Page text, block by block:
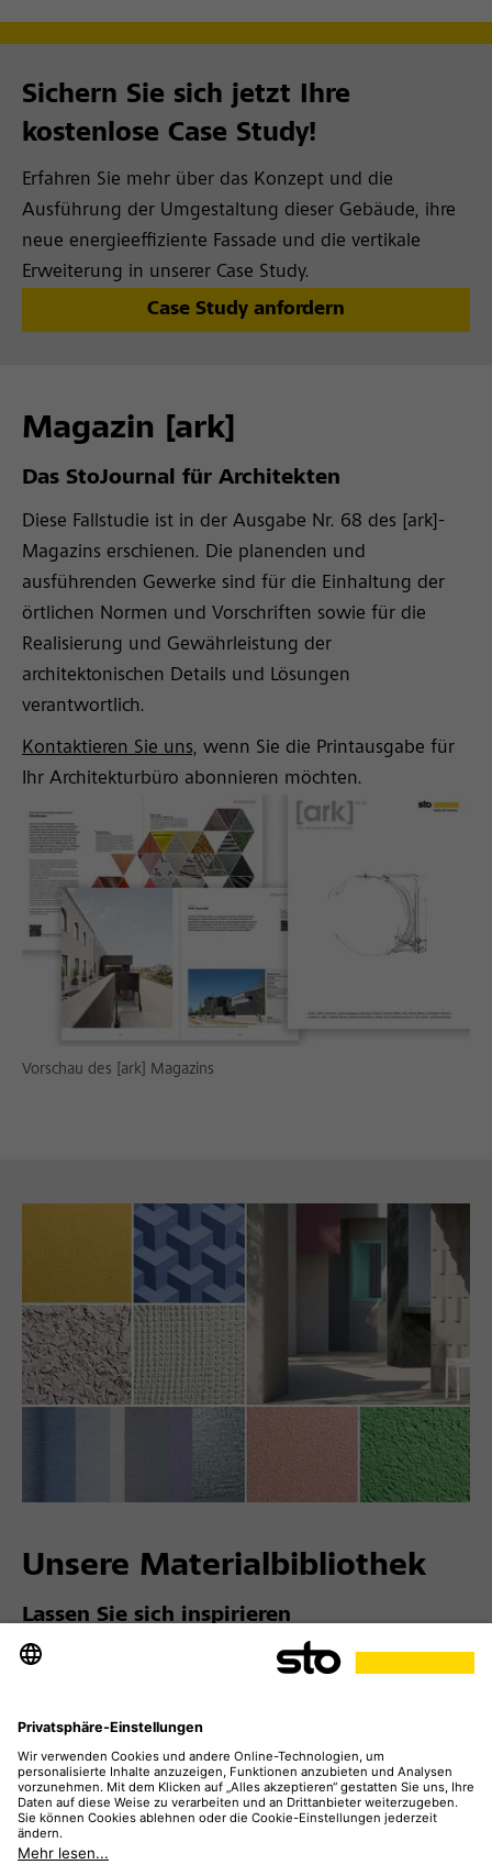
Sichern Sie sich jetzt Ihre
kostenlose Case Study!
Erfahren Sie mehr über das Konzept und die
Ausführung der Umgestaltung dieser Gebäude, ihre
neue energieeffiziente Fassade und die vertikale
Erweiterung in unserer Case Study.
Case Study anfordern
Magazin [ark]
Das StoJournal für Architekten
Diese Fallstudie ist in der Ausgabe Nr. 68 des [ark]-
Magazins erschienen. Die planenden und
ausführenden Gewerke sind für die Einhaltung der
örtlichen Normen und Vorschriften sowie für die
Realisierung und Gewährleistung der
architektonischen Details und Lösungen
verantwortlich.
Kontaktieren Sie uns, wenn Sie die Printausgabe für
Ihr Architekturbüro abonnieren möchten.
Vorschau des [ark] Magazins
Unsere Materialbibliothek
Lassen Sie sich inspirieren
Besuchen Sie unsere interaktive Materialübersicht.
ästhetischen Optionen. Das Tool bietet Ihnen die
Möglichkeit, Texturen, Farben und Oberflächenarten
gegenüberzustellen und miteinander zu vergleichen.
So können Sie Ideen für die Fassadengestaltung Ihres
Gebäudes schnell visualisieren und umsetzen.